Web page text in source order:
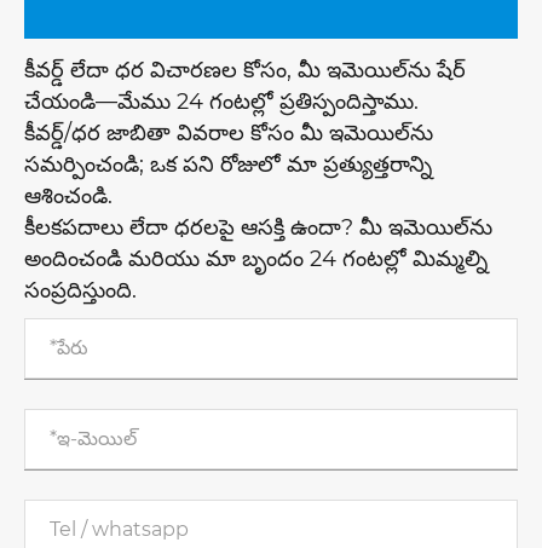
కీవర్డ్ లేదా ధర విచారణల కోసం, మీ ఇమెయిల్‌ను షేర్
చేయండి—మేము 24 గంటల్లో ప్రతిస్పందిస్తాము.
కీవర్డ్/ధర జాబితా వివరాల కోసం మీ ఇమెయిల్‌ను
సమర్పించండి; ఒక పని రోజులో మా ప్రత్యుత్తరాన్ని
ఆశించండి.
కీలకపదాలు లేదా ధరలపై ఆసక్తి ఉందా? మీ ఇమెయిల్‌ను
అందించండి మరియు మా బృందం 24 గంటల్లో మిమ్మల్ని
సంప్రదిస్తుంది.